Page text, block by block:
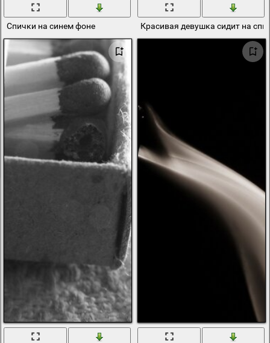
Спички на синем фоне Красивая девушка сидит на